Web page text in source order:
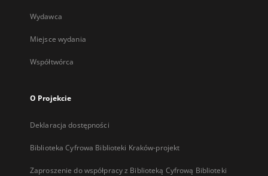
Wydawca
Miejsce wydania
Współtwórca
O Projekcie
Deklaracja dostępności
Biblioteka Cyfrowa Biblioteki Kraków-projekt
Zaproszenie do współpracy z Biblioteką Cyfrową Biblioteki